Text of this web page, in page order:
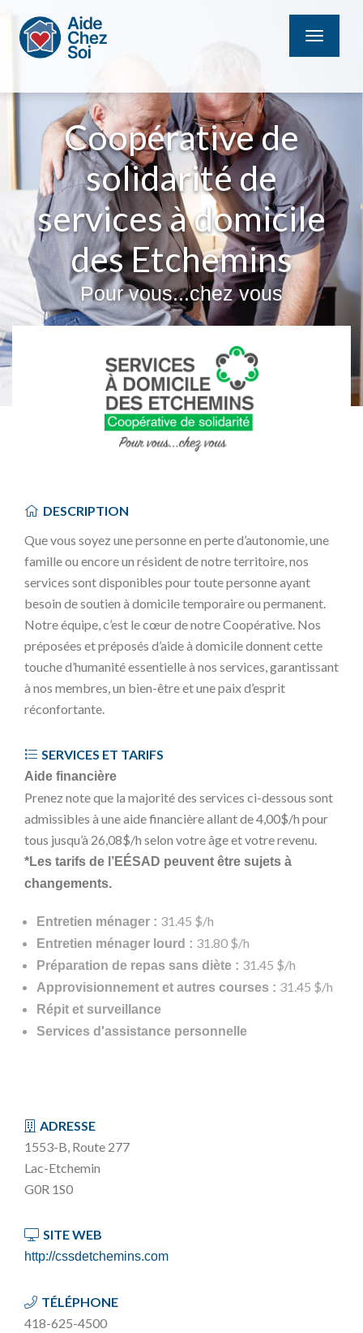
MENU
Coopérative de
solidarité de
services à domicile
des Etchemins
Pour vous...chez vous
DESCRIPTION
Que vous soyez une personne en perte d’autonomie, une
famille ou encore un résident de notre territoire, nos
services sont disponibles pour toute personne ayant
besoin de soutien à domicile temporaire ou permanent.
Notre équipe, c’est le cœur de notre Coopérative. Nos
préposées et préposés d’aide à domicile donnent cette
touche d’humanité essentielle à nos services, garantissant
à nos membres, un bien-être et une paix d’esprit
réconfortante.
SERVICES ET TARIFS
Aide financière
Prenez note que la majorité des services ci-dessous sont
admissibles à une aide financière allant de 4,00$/h pour
tous jusqu’à 26,08$/h selon votre âge et votre revenu.
*Les tarifs de l’EÉSAD peuvent être sujets à
changements.
Entretien ménager : 31.45 $/h
Entretien ménager lourd : 31.80 $/h
Préparation de repas sans diète : 31.45 $/h
Approvisionnement et autres courses : 31.45 $/h
Répit et surveillance
Services d'assistance personnelle
ADRESSE
1553-B, Route 277
Lac-Etchemin
G0R 1S0
SITE WEB
http://cssdetchemins.com
TÉLÉPHONE
418-625-4500